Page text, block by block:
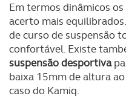
Em termos dinâmicos
acerto mais equilibrados.
de curso de suspensão
confortável. Existe
suspensão desportiva
baixa 15mm de altura
caso do Kamiq.